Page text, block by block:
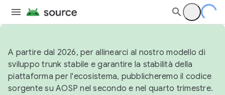
A partire dal 2026, per allinearci al nostro modello di
sviluppo trunk stabile e garantire la stabilità della
piattaforma per l'ecosistema, pubblicheremo il codice
sorgente su AOSP nel secondo e nel quarto trimestre.